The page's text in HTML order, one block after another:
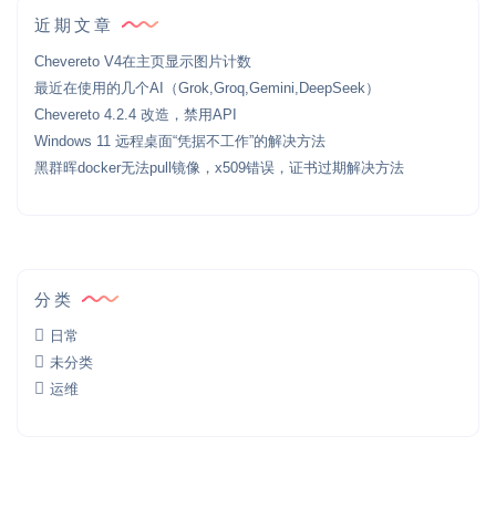
近期文章
Chevereto V4在主页显示图片计数
最近在使用的几个AI（Grok,Groq,Gemini,DeepSeek）
Chevereto 4.2.4 改造，禁用API
Windows 11 远程桌面“凭据不工作”的解决方法
黑群晖docker无法pull镜像，x509错误，证书过期解决方法
分类
日常
未分类
运维